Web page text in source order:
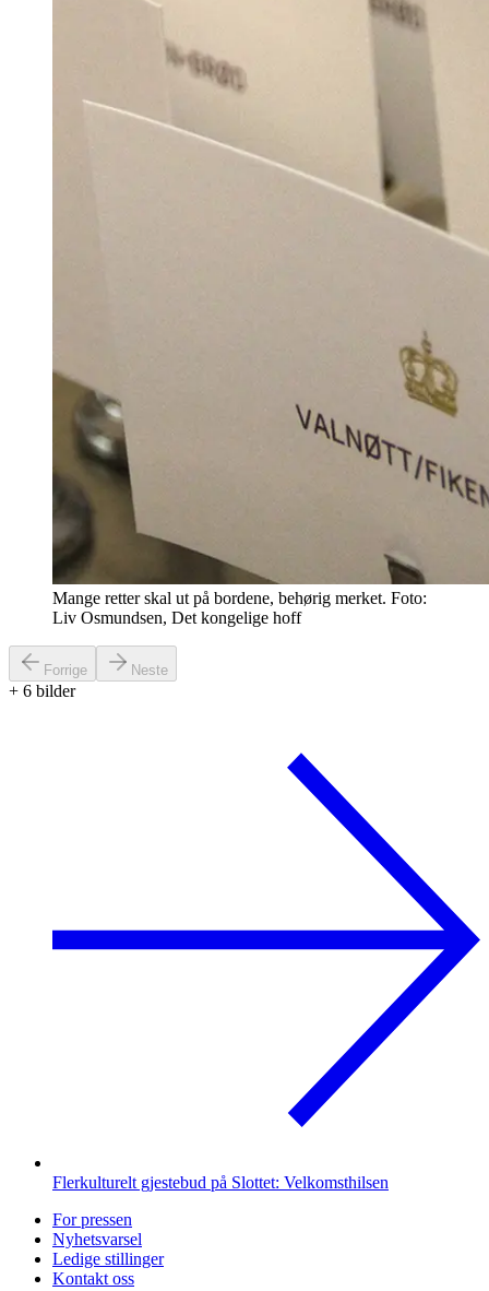
Mange retter skal ut på bordene, behørig merket. Foto:
Liv Osmundsen, Det kongelige hoff
Forrige Neste
+ 6 bilder
Flerkulturelt gjestebud på Slottet: Velkomsthilsen
For pressen
Nyhetsvarsel
Ledige stillinger
Kontakt oss